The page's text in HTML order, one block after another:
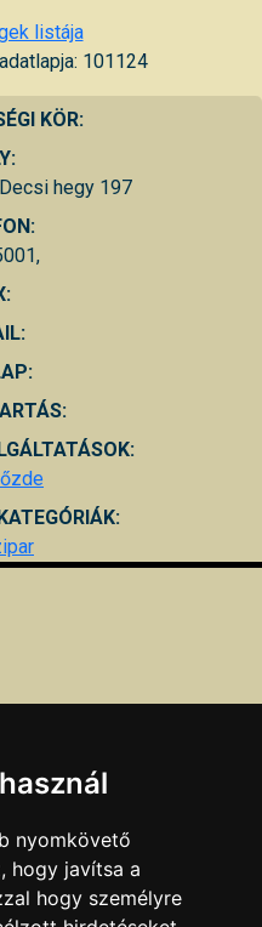
listája
101124
KÖR:
hegy 197
nyomkövető
hogy javítsa a
hogy személyre